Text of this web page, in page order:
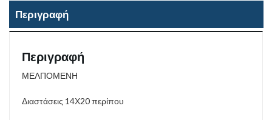
Περιγραφή
Περιγραφή
ΜΕΛΠΟΜΕΝΗ
Διαστάσεις 14Χ20 περίπου